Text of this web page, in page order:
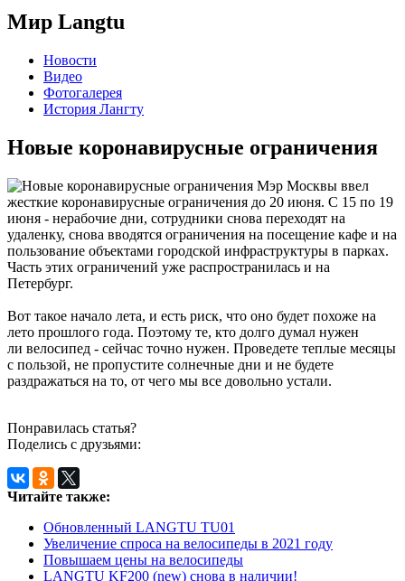
Мир Langtu
Новости
Видео
Фотогалерея
История Лангту
Новые коронавирусные ограничения
Мэр Москвы ввел
жесткие коронавирусные ограничения до 20 июня. С 15 по 19
июня - нерабочие дни, сотрудники снова переходят на
удаленку, снова вводятся ограничения на посещение кафе и на
пользование объектами городской инфраструктуры в парках.
Часть этих ограничений уже распространилась и на
Петербург.
Вот такое начало лета, и есть риск, что оно будет похоже на
лето прошлого года. Поэтому те, кто долго думал нужен
ли велосипед - сейчас точно нужен. Проведете теплые месяцы
с пользой, не пропустите солнечные дни и не будете
раздражаться на то, от чего мы все довольно устали.
Понравилась статья?
Поделись с друзьями:
Читайте также:
Обновленный LANGTU TU01
Увеличение спроса на велосипеды в 2021 году
Повышаем цены на велосипеды
LANGTU KF200 (new) снова в наличии!